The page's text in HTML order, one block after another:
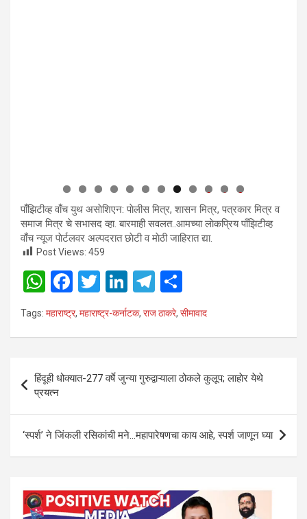
0 1
2
पाँझिटीव्ह वाँच युथ असाेशिएन: पाेलीस मित्र, शासन मित्र, पत्रकार मित्र व
समाज मित्र चे सभासद व्हा. बारमाही सवलत..आमच्या लाेकप्रिय पाँझिटीव्ह
वाँच न्यूज पाेर्टलवर अल्पदरात छाेटी व माेठी जाहिरात द्या.
Post Views: 459
W
h
at
A
p
p
F
a
ce
o
k
T
wi
tt
Li
n
ke
n
T
el
a
m
h
Tags: महाराष्ट्र, महाराष्ट्र-कर्नाटक, राज ठाकरे, सीमावाद
Post
navigation
हिंदूही धोक्यात-277 वर्षे जुन्या गुरुद्वाऱ्याला ठोकले कुलूप; लाहाेर येथे
प्रयत्न
‘स्पर्श’ ने जिंकली रसिकांची मने…महापारेषणचा काय आहे, स्पर्श जाणून घ्या